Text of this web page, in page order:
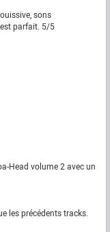
sons
est parfait. 5/5
Head volume 2 avec un
les précédents tracks.